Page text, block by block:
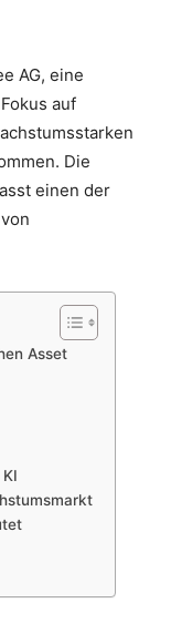
AG, eine
auf
Die
einen der
Asset